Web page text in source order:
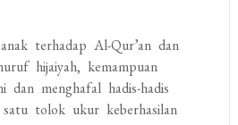
terhadap Al-Qur’an dan
hijaiyah, kemampuan
dan menghafal hadis-hadis
tolok ukur keberhasilan